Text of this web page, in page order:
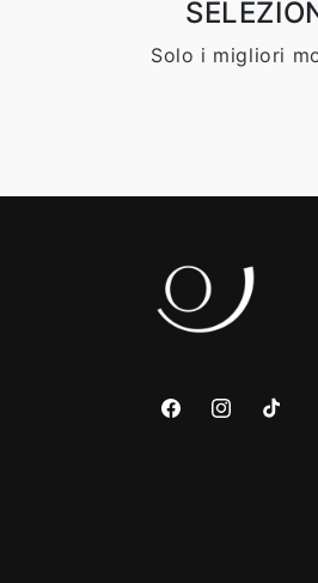
Solo i migliori
FacebookInstagramTikTok